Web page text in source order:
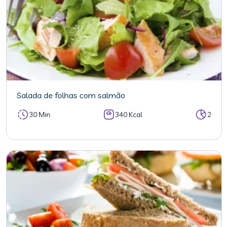
Salada de folhas com salmão
30 Min 340 Kcal 2